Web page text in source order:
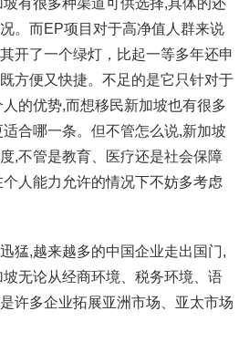
有很多种渠道可供选择,具体的还
。而EP项目对于高净值人群来说
开了一个绿灯，比起一等多年还申
方便又快捷。不足的是它只针对于
的优势,而想移民新加坡也有很多
合哪一条。但不管怎么说,新加坡
,不管是教育、医疗还是社会保障
人能力允许的情况下不妨多考虑
猛,越来越多的中国企业走出国门,
无论从经商环境、税务环境、语
许多企业拓展亚洲市场、亚太市场